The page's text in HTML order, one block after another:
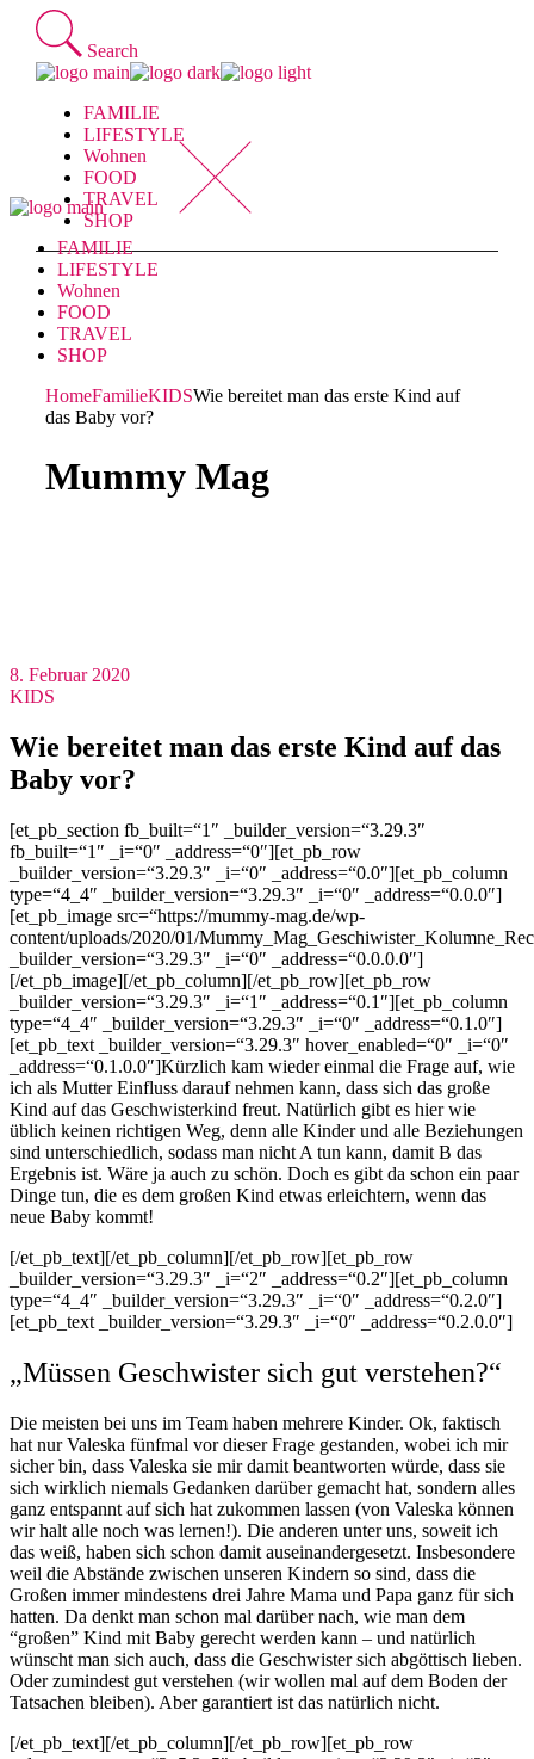
Skip
content
Search
FAMILIE
LIFESTYLE
Wohnen
FOOD
TRAVEL
SHOP
FAMILIE
LIFESTYLE
Wohnen
FOOD
TRAVEL
SHOP
HomeFamilieKIDSWie bereitet man das erste Kind auf
das Baby vor?
Mummy Mag
8. Februar 2020
KIDS
Wie bereitet man das erste Kind auf das
Baby vor?
[et_pb_section fb_built=“1″ _builder_version=“3.29.3″
fb_built=“1″ _i=“0″ _address=“0″][et_pb_row
_builder_version=“3.29.3″ _i=“0″ _address=“0.0″][et_pb_column
type=“4_4″ _builder_version=“3.29.3″ _i=“0″ _address=“0.0.0″]
[et_pb_image src=“https://mummy-mag.de/wp-
content/uploads/2020/01/
_builder_version=“3.29.3″ _i=“0″ _address=“0.0.0.0″]
[/et_pb_image][/et_pb_column][/et_pb_row][et_pb_row
_builder_version=“3.29.3″ _i=“1″ _address=“0.1″][et_pb_column
type=“4_4″ _builder_version=“3.29.3″ _i=“0″ _address=“0.1.0″]
[et_pb_text _builder_version=“3.29.3″ hover_enabled=“0″ _i=“0″
_address=“0.1.0.0″]Kürzlich kam wieder einmal die Frage auf, wie
ich als Mutter Einfluss darauf nehmen kann, dass sich das große
Kind auf das Geschwisterkind freut. Natürlich gibt es hier wie
üblich keinen richtigen Weg, denn alle Kinder und alle Beziehungen
sind unterschiedlich, sodass man nicht A tun kann, damit B das
Ergebnis ist. Wäre ja auch zu schön. Doch es gibt da schon ein paar
Dinge tun, die es dem großen Kind etwas erleichtern, wenn das
neue Baby kommt!
[/et_pb_text][/et_pb_column][/et_pb_row][et_pb_row
_builder_version=“3.29.3″ _i=“2″ _address=“0.2″][et_pb_column
type=“4_4″ _builder_version=“3.29.3″ _i=“0″ _address=“0.2.0″]
[et_pb_text _builder_version=“3.29.3″ _i=“0″ _address=“0.2.0.0″]
„Müssen Geschwister sich gut verstehen?“
Die meisten bei uns im Team haben mehrere Kinder. Ok, faktisch
hat nur Valeska fünfmal vor dieser Frage gestanden, wobei ich mir
sicher bin, dass Valeska sie mir damit beantworten würde, dass sie
sich wirklich niemals Gedanken darüber gemacht hat, sondern alles
ganz entspannt auf sich hat zukommen lassen (von Valeska können
wir halt alle noch was lernen!). Die anderen unter uns, soweit ich
das weiß, haben sich schon damit auseinandergesetzt. Insbesondere
weil die Abstände zwischen unseren Kindern so sind, dass die
Großen immer mindestens drei Jahre Mama und Papa ganz für sich
hatten. Da denkt man schon mal darüber nach, wie man dem
“großen” Kind mit Baby gerecht werden kann – und natürlich
wünscht man sich auch, dass die Geschwister sich abgöttisch lieben.
Oder zumindest gut verstehen (wir wollen mal auf dem Boden der
Tatsachen bleiben). Aber garantiert ist das natürlich nicht.
[/et_pb_text][/et_pb_column][/et_pb_row][et_pb_row